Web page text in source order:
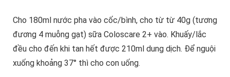
Cho 180ml nước pha vào cốc/bình, cho từ từ 40g (tương
đương 4 muỗng gạt) sữa Coloscare 2+ vào. Khuấy/lắc
đều cho đến khi tan hết được 210ml dung dịch. Để nguội
xuống khoảng 37° thì cho con uống.